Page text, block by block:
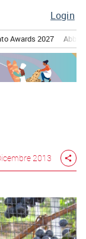
Login
Awards 2027
2013 share